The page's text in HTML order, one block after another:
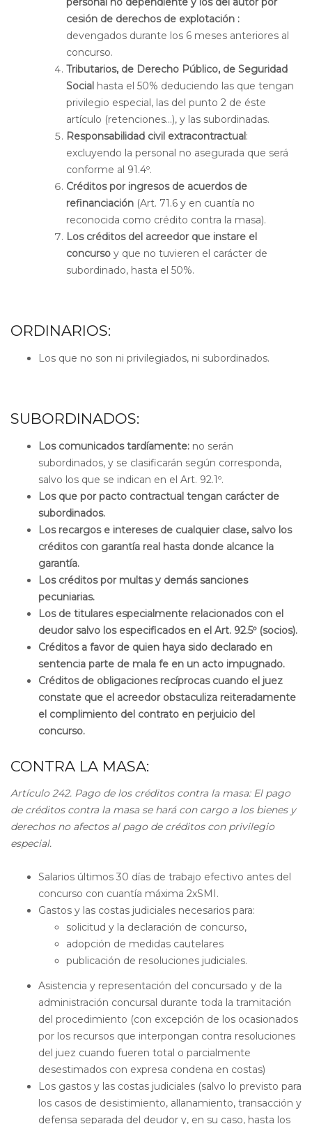
cesión de derechos de explotación :
devengados durante los 6 meses anteriores al
concurso.
Tributarios, de Derecho Público, de Seguridad
Social hasta el 50% deduciendo las que tengan
privilegio especial, las del punto 2 de éste
artículo (retenciones...), y las subordinadas.
Responsabilidad civil extracontractual:
excluyendo la personal no asegurada que será
conforme al 91.4º.
Créditos por ingresos de acuerdos de
refinanciación (Art. 71.6 y en cuantía no
reconocida como crédito contra la masa).
Los créditos del acreedor que instare el
concurso y que no tuvieren el carácter de
subordinado, hasta el 50%.
ORDINARIOS:
Los que no son ni privilegiados, ni subordinados.
SUBORDINADOS:
Los comunicados tardíamente: no serán
subordinados, y se clasificarán según corresponda,
salvo los que se indican en el Art. 92.1º.
Los que por pacto contractual tengan carácter de
subordinados.
Los recargos e intereses de cualquier clase, salvo los
créditos con garantía real hasta donde alcance la
garantía.
Los créditos por multas y demás sanciones
pecuniarias.
Los de titulares especialmente relacionados con el
deudor salvo los especificados en el Art. 92.5º (socios).
Créditos a favor de quien haya sido declarado en
sentencia parte de mala fe en un acto impugnado.
Créditos de obligaciones recíprocas cuando el juez
constate que el acreedor obstaculiza reiteradamente
el complimiento del contrato en perjuicio del
concurso.
CONTRA LA MASA:
Artículo 242. Pago de los créditos contra la masa: El pago
de créditos contra la masa se hará con cargo a los bienes y
derechos no afectos al pago de créditos con privilegio
especial.
Salarios últimos 30 días de trabajo efectivo antes del
concurso con cuantía máxima 2xSMI.
Gastos y las costas judiciales necesarios para:
solicitud y la declaración de concurso,
adopción de medidas cautelares
publicación de resoluciones judiciales.
Asistencia y representación del concursado y de la
administración concursal durante toda la tramitación
del procedimiento (con excepción de los ocasionados
por los recursos que interpongan contra resoluciones
del juez cuando fueren total o parcialmente
desestimados con expresa condena en costas)
Los gastos y las costas judiciales (salvo lo previsto para
los casos de desistimiento, allanamiento, transacción y
defensa separada del deudor y, en su caso, hasta los